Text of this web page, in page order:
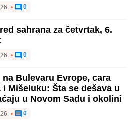
• 0
sahrana za četvrtak, 6.
• 0
na Bulevaru Evrope, cara
i Mišeluku: Šta se dešava u
u Novom Sadu i okolini
• 0